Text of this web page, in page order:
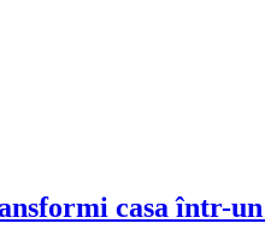
casa într-